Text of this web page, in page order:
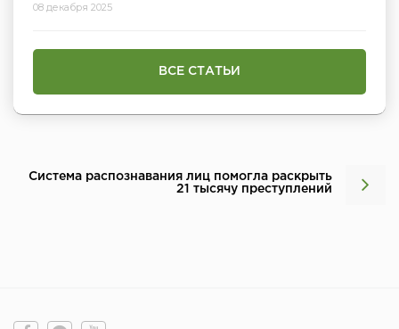
08 декабря 2025
ВСЕ СТАТЬИ
Система распознавания лиц помогла раскрыть
21 тысячу преступлений